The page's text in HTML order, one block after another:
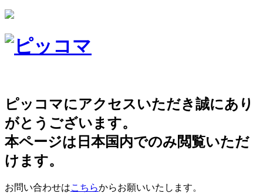
ピッコマにアクセスいただき誠にあり
がとうございます。
本ページは日本国内でのみ閲覧いただ
けます。
お問い合わせはこちらからお願いいたします。